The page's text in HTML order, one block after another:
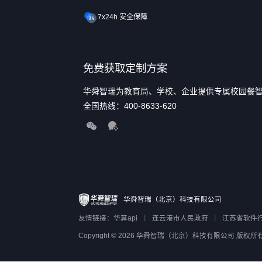
7x24h 安全保障
华舜智瑞为教育局、学校、企
全国热线：400-8633-620